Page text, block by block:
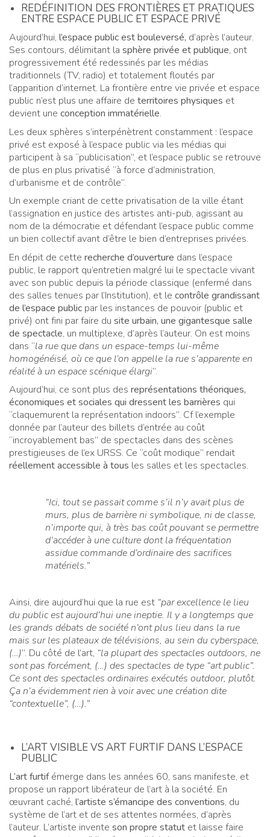
REDÉFINITION DES FRONTIÈRES ET PRATIQUES
ENTRE ESPACE PUBLIC ET ESPACE PRIVÉ
Aujourd’hui, l’espace public est bouleversé, d’après l’auteur.
Ses contours, délimitant la sphère privée et publique, ont
progressivement été redessinés par les médias
traditionnels (TV, radio) et totalement floutés par
l’apparition d’internet. La frontière entre vie privée et espace
public n’est plus une affaire de territoires physiques et
devient une conception immatérielle.
Les deux sphères s’interpénètrent constamment : l’espace
privé est exposé à l’espace public via les médias qui
participent à sa “publicisation”, et l’espace public se retrouve
de plus en plus privatisé “à force d’administration,
d’urbanisme et de contrôle”.
Un exemple criant de cette privatisation de la ville étant
l’assignation en justice des artistes anti-pub, agissant au
nom de la démocratie et défendant l’espace public comme
un bien collectif avant d’être le bien d’entreprises privées.
En dépit de cette recherche d’ouverture dans l’espace
public, le rapport qu’entretien malgré lui le spectacle vivant
avec son public depuis la période classique (enfermé dans
des salles tenues par l’Institution), et le contrôle grandissant
de l’espace public par les instances de pouvoir (public et
privé) ont fini par faire du site urbain, une gigantesque salle
de spectacle, un multiplexe, d’après l’auteur. On est moins
dans “la rue que dans un espace-temps lui-même
homogénéisé, où ce que l’on appelle la rue s’apparente en
réalité à un espace scénique élargi”.
Aujourd’hui, ce sont plus des représentations théoriques,
économiques et sociales qui dressent les barrières qui
“claquemurent la représentation indoors”. Cf l’exemple
donnée par l’auteur des billets d’entrée au coût
“incroyablement bas” de spectacles dans des scènes
prestigieuses de l’ex URSS. Ce “coût modique” rendait
réellement accessible à tous les salles et les spectacles.
“Ici, tout se passait comme s’il n’y avait plus de
murs, plus de barrière ni symbolique, ni de classe,
n’importe qui, à très bas coût pouvant se permettre
d’accéder à une culture dont la fréquentation
assidue commande d’ordinaire des sacrifices
matériels.”
Ainsi, dire aujourd’hui que la rue est “par excellence le lieu
du public est aujourd’hui une ineptie. Il y a longtemps que
les grands débats de société n’ont plus lieu dans la rue
mais sur les plateaux de télévisions, au sein du cyberspace,
(…)”. Du côté de l’art, “la plupart des spectacles outdoors, ne
sont pas forcément, (…) des spectacles de type “art public”.
Ce sont des spectacles ordinaires exécutés outdoor, plutôt.
Ça n’a évidemment rien à voir avec une création dite
“contextuelle”, (…).”
L’ART VISIBLE VS ART FURTIF DANS L’ESPACE
PUBLIC
L’art furtifémerge dans les années 60, sans manifeste, et
propose un rapport libérateur de l’art à la société. En
œuvrant caché, l’artiste s’émancipe des conventions, du
système de l’art et de ses attentes normées, d’après
l’auteur. L’artiste invente son propre statut et laisse faire